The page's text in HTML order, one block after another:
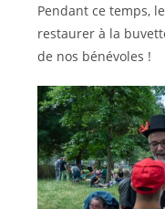
Pendant ce temps,
restaurer à la
de nos bénévoles !